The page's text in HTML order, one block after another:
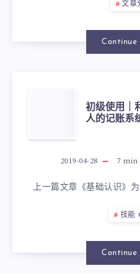
文章
Continue
初级使用｜
人的记账系
2019-04-28 7 min
上一篇文章《基础认识》
技能
Continue